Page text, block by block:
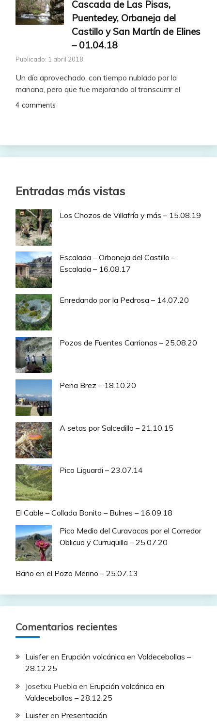
Cascada de Las Pisas,
Puentedey, Orbaneja del
Castillo y San Martín de Elines
– 01.04.18
Publicado: 1 abril 2018
Un día aprovechado, con tiempo nublado por la
mañana, pero que fue mejorando al transcurrir el
4 comments
Entradas más vistas
Los Chozos de Villafría y más – 15.08.19
Escalada – Orbaneja del Castillo –
Escalada – 16.08.17
Enredando por la Pedrosa – 14.07.20
Pozos de Fuentes Carrionas – 25.08.20
Peña Brez – 18.10.20
A setas por Salcedillo – 21.10.15
Pico Liguardi – 23.07.14
El Cable – Collada Bonita – Bulnes – 16.09.18
Pico Medio del Curavacas por el Corredor
Oblicuo y Curruquilla – 25.07.20
Baño en el Pozo Merino – 25.07.13
Comentarios recientes
Luisferen Erupción volcánica en Valdecebollas –
28.12.25
Josetxu Puebla en Erupción volcánica en
Valdecebollas – 28.12.25
Luisferen Presentación